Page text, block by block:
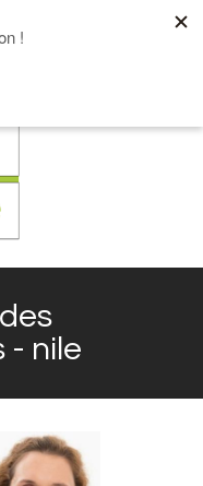
I
- nile